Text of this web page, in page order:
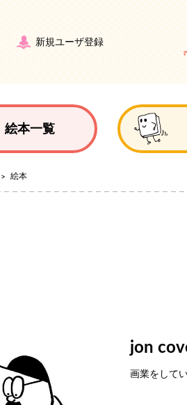
新規ユーザ登録
絵本一覧
絵本
jon
画業をして